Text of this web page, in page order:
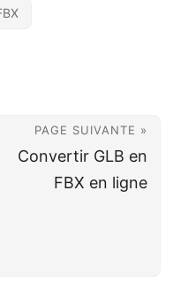
PAGE SUIVANTE »
Convertir GLB en
FBX en ligne